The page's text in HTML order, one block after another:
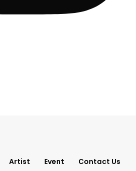
Artist Event Contact Us